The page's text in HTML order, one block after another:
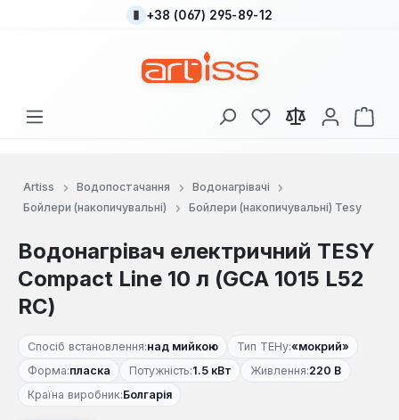
Перейти до основного вмісту
+38 (067) 295-89-12
У вас є 0 у списку
Artiss Водопостачання
Водонагрівачі
Бойлери (накопичувальні)
Бойлери (накопичувальні) Tesy
Водонагрівач електричний TESY
Compact Line 10 л (GCA 1015 L52
RC)
Спосіб встановлення:над мийкою Тип ТЕНу:«мокрий»
Форма:пласка Потужність:1.5 кВт Живлення:220 В
Країна виробник:Болгарія